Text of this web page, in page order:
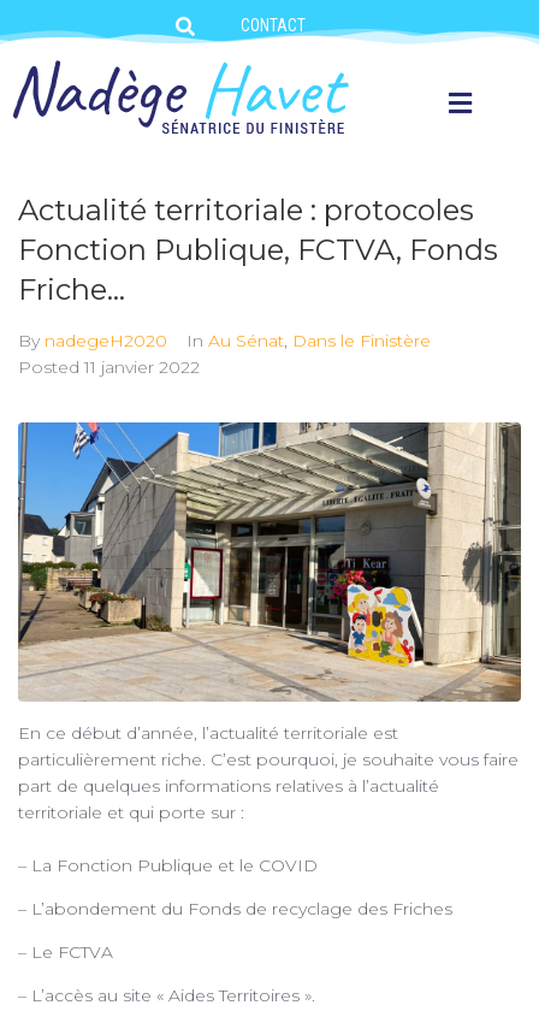
CONTACT
Actualité territoriale : protocoles
Fonction Publique, FCTVA, Fonds
Friche…
By nadegeH2020 In Au Sénat, Dans le Finistère
Posted 11 janvier 2022
En ce début d’année, l’actualité territoriale est
particulièrement riche. C’est pourquoi, je souhaite vous faire
part de quelques informations relatives à l’actualité
territoriale et qui porte sur :
– La Fonction Publique et le COVID
– L’abondement du Fonds de recyclage des Friches
– Le FCTVA
– L’accès au site « Aides Territoires ».